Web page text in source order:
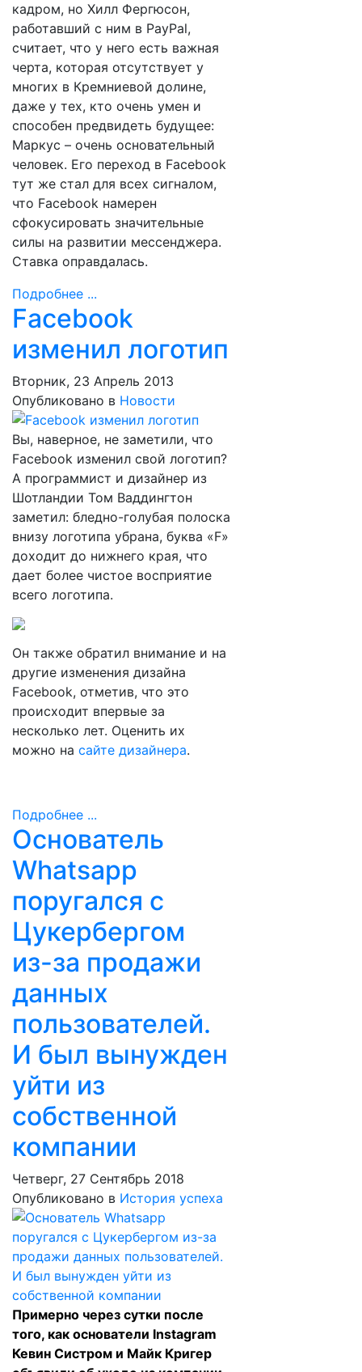
кадром, но Хилл Фергюсон,
работавший с ним в PayPal,
считает, что у него есть важная
черта, которая отсутствует у
многих в Кремниевой долине,
даже у тех, кто очень умен и
способен предвидеть будущее:
Маркус – очень основательный
человек. Его переход в Facebook
тут же стал для всех сигналом,
что Facebook намерен
сфокусировать значительные
силы на развитии мессенджера.
Ставка оправдалась.
Подробнее ...
Facebook
изменил логотип
Вторник, 23 Апрель 2013
Опубликовано в Новости
Вы, наверное, не заметили, что
Facebook изменил свой логотип?
А программист и дизайнер из
Шотландии Том Ваддингтон
заметил: бледно-голубая полоска
внизу логотипа убрана, буква «F»
доходит до нижнего края, что
дает более чистое восприятие
всего логотипа.
Он также обратил внимание и на
другие изменения дизайна
Facebook, отметив, что это
происходит впервые за
несколько лет. Оценить их
можно на сайте дизайнера.
Подробнее ...
Основатель
Whatsapp
поругался с
Цукербергом
из-за продажи
данных
пользователей.
И был вынужден
уйти из
собственной
компании
Четверг, 27 Сентябрь 2018
Опубликовано в История успеха
Примерно через сутки после
того, как основатели Instagram
Кевин Систром и Майк Кригер